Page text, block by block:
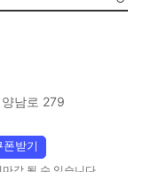
남로 279
폰받기